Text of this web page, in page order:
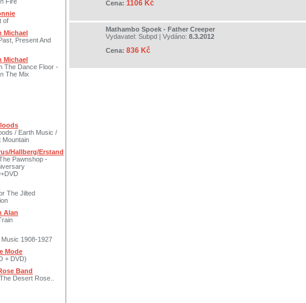
of
Michael
Present And
Michael
The Dance Floor -
The Mix
/ Earth Music /
Mountain
Hallberg/Erstand
Pawnshop -
The Jilted
Alan
Music 1908-1927
Mode
+ DVD)
Band
Desert Rose..
Cena: 1106 Kč
Mathambo Spoek - Father Creeper
Vydavatel: Subpd | Vydáno: 8.3.2012
Cena: 836 Kč